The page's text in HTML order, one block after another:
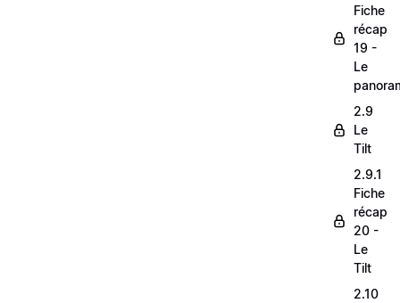
Fiche
récap
19 -
Le
2.9
Le
Tilt
2.9.1
Fiche
récap
20 -
Le
Tilt
2.10